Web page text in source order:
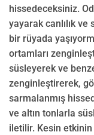
hissedeceksiniz.
yayarak canlılık ve
bir rüyada
ortamları
süsleyerek ve
zenginleştirerek,
sarmalanmış
ve altın tonlarla
iletilir. Kesin